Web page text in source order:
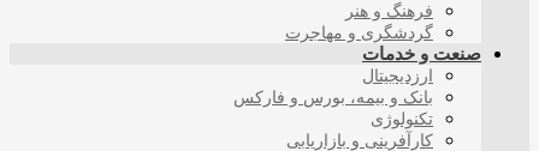
فرهنگ و هنر
گردشگری و مهاجرت
صنعت و خدمات
ارزدیجیتال
بانک و بیمه، بورس و فارکس
تکنولوژی
کارآفرینی و بازاریابی